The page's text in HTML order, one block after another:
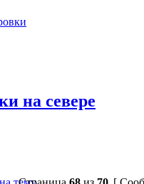
на севере